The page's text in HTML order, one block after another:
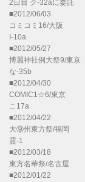
2日目 ク-32aに委託
■2012/06/03
コミコミ16/大阪
I-10a
■2012/05/27
博麗神社例大祭9/東京
な-35b
■2012/04/30
COMIC1☆6/東京
こ17a
■2012/04/22
大⑨州東方祭/福岡
霊-1
■2012/03/18
東方名華祭/名古屋
■2012/01/22